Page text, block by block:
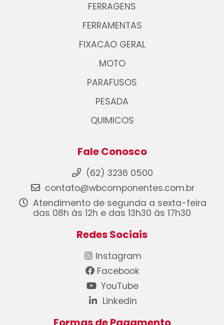
FERRAGENS
FERRAMENTAS
FIXACAO GERAL
MOTO
PARAFUSOS
PESADA
QUIMICOS
Fale Conosco
(62) 3236 0500
contato@wbcomponentes.com.br
Atendimento de segunda a sexta-feira
das 08h às 12h e das 13h30 às 17h30
Redes Sociais
Instagram
Facebook
YouTube
Linkedin